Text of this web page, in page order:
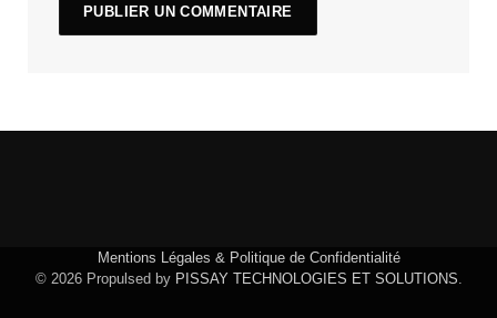
Mentions Légales & Politique de Confidentialité
© 2026 Propulsed by PISSAY TECHNOLOGIES ET SOLUTIONS.